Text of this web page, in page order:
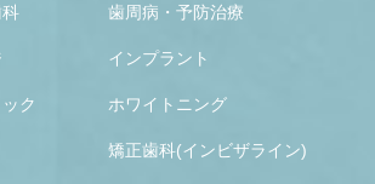
歯周病・予防治療
インプラント
ク ホワイトニング
矯正歯科(インビザライン)